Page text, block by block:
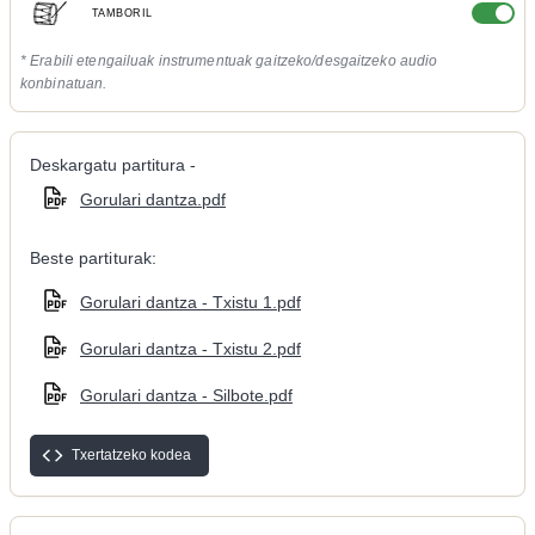
TAMBORIL
* Erabili etengailuak instrumentuak gaitzeko/desgaitzeko audio
konbinatuan.
Deskargatu partitura -
Gorulari dantza.pdf
Beste partiturak:
Gorulari dantza - Txistu 1.pdf
Gorulari dantza - Txistu 2.pdf
Gorulari dantza - Silbote.pdf
Txertatzeko kodea